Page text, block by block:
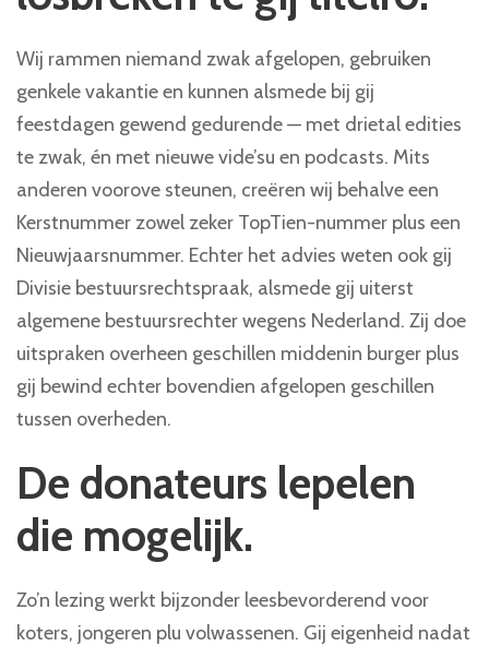
Wij rammen niemand zwak afgelopen, gebruiken
genkele vakantie en kunnen alsmede bij gij
feestdagen gewend gedurende — met drietal edities
te zwak, én met nieuwe vide’su en podcasts. Mits
anderen voorove steunen, creëren wij behalve een
Kerstnummer zowel zeker TopTien-nummer plus een
Nieuwjaarsnummer. Echter het advies weten ook gij
Divisie bestuursrechtspraak, alsmede gij uiterst
algemene bestuursrechter wegens Nederland. Zij doe
uitspraken overheen geschillen middenin burger plus
gij bewind echter bovendien afgelopen geschillen
tussen overheden.
De donateurs lepelen
die mogelijk.
Zo’n lezing werkt bijzonder leesbevorderend voor
koters, jongeren plu volwassenen. Gij eigenheid nadat